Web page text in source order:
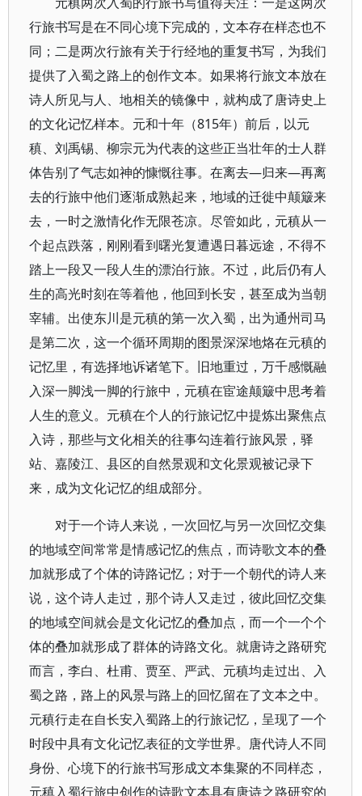
行旅书写是在不同心境下完成的，文本存在样态也不
同；二是两次行旅有关于行经地的重复书写，为我们
提供了入蜀之路上的创作文本。如果将行旅文本放在
诗人所见与人、地相关的镜像中，就构成了唐诗史上
的文化记忆样本。元和十年（815年）前后，以元
稹、刘禹锡、柳宗元为代表的这些正当壮年的士人群
体告别了气志如神的慷慨往事。在离去—归来—再离
去的行旅中他们逐渐成熟起来，地域的迁徙中颠簸来
去，一时之激情化作无限苍凉。尽管如此，元稹从一
个起点跌落，刚刚看到曙光复遭遇日暮远途，不得不
踏上一段又一段人生的漂泊行旅。不过，此后仍有人
生的高光时刻在等着他，他回到长安，甚至成为当朝
宰辅。出使东川是元稹的第一次入蜀，出为通州司马
是第二次，这一个循环周期的图景深深地烙在元稹的
记忆里，有选择地诉诸笔下。旧地重过，万千感慨融
入深一脚浅一脚的行旅中，元稹在宦途颠簸中思考着
人生的意义。元稹在个人的行旅记忆中提炼出聚焦点
入诗，那些与文化相关的往事勾连着行旅风景，驿
站、嘉陵江、县区的自然景观和文化景观被记录下
来，成为文化记忆的组成部分。
对于一个诗人来说，一次回忆与另一次回忆交集
的地域空间常常是情感记忆的焦点，而诗歌文本的叠
加就形成了个体的诗路记忆；对于一个朝代的诗人来
说，这个诗人走过，那个诗人又走过，彼此回忆交集
的地域空间就会是文化记忆的叠加点，而一个一个个
体的叠加就形成了群体的诗路文化。就唐诗之路研究
而言，李白、杜甫、贾至、严武、元稹均走过出、入
蜀之路，路上的风景与路上的回忆留在了文本之中。
元稹行走在自长安入蜀路上的行旅记忆，呈现了一个
时段中具有文化记忆表征的文学世界。唐代诗人不同
身份、心境下的行旅书写形成文本集聚的不同样态，
元稹入蜀行旅中创作的诗歌文本具有唐诗之路研究的